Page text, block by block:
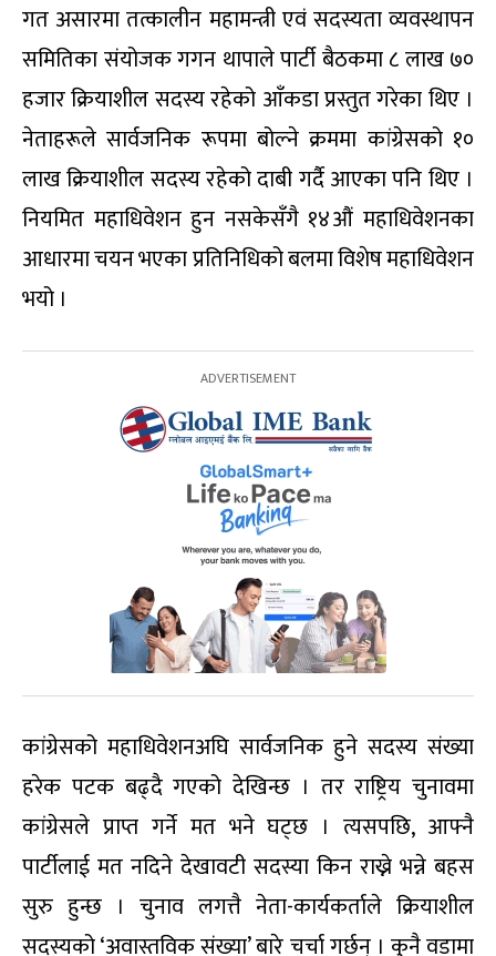
गत असारमा तत्कालीन महामन्त्री एवं सदस्यता व्यवस्थापन
समितिका संयोजक गगन थापाले पार्टी बैठकमा ८ लाख ७०
हजार क्रियाशील सदस्य रहेको आँकडा प्रस्तुत गरेका थिए ।
नेताहरूले सार्वजनिक रूपमा बोल्ने क्रममा कांग्रेसको १०
लाख क्रियाशील सदस्य रहेको दाबी गर्दै आएका पनि थिए ।
नियमित महाधिवेशन हुन नसकेसँगै १४औं महाधिवेशनका
आधारमा चयन भएका प्रतिनिधिको बलमा विशेष महाधिवेशन
भयो ।
कांग्रेसको महाधिवेशनअघि सार्वजनिक हुने सदस्य संख्या
हरेक पटक बढ्दै गएको देखिन्छ । तर राष्ट्रिय चुनावमा
कांग्रेसले प्राप्त गर्ने मत भने घट्छ । त्यसपछि, आफ्नै
पार्टीलाई मत नदिने देखावटी सदस्या किन राख्ने भन्ने बहस
सुरु हुन्छ । चुनाव लगत्तै नेता-कार्यकर्ताले क्रियाशील
सदस्यको ‘अवास्तविक संख्या’ बारे चर्चा गर्छन् । कुनै वडामा